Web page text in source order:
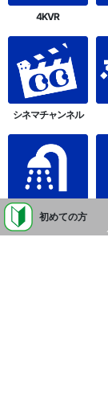
4KVR
シネマチャンネル
シャワー
初めての方